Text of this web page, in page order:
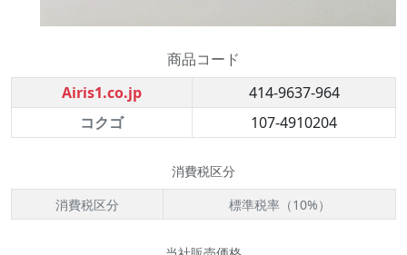
商品コード
Airis1.co.jp
414-9637-964
コクゴ
107-4910204
消費税区分
消費税区分
標準税率（10%）